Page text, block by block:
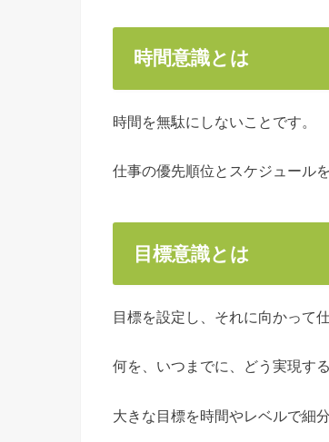
時間意識とは
時間を無駄にしないことです。
仕事の優先順位とスケジュール
目標意識とは
目標を設定し、それに向かって
何を、いつまでに、どう実現す
大きな目標を時間やレベルで細